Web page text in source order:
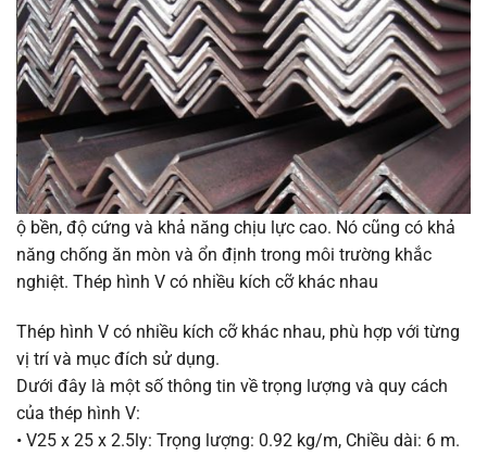
ộ bền, độ cứng và khả năng chịu lực cao. Nó cũng có khả
năng chống ăn mòn và ổn định trong môi trường khắc
nghiệt. Thép hình V có nhiều kích cỡ khác nhau
Thép hình V có nhiều kích cỡ khác nhau, phù hợp với từng
vị trí và mục đích sử dụng.
Dưới đây là một số thông tin về trọng lượng và quy cách
của thép hình V:
• V25 x 25 x 2.5ly: Trọng lượng: 0.92 kg/m, Chiều dài: 6 m.